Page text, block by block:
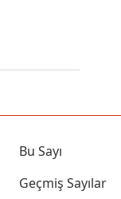
Bu Sayı
Geçmiş Sayılar